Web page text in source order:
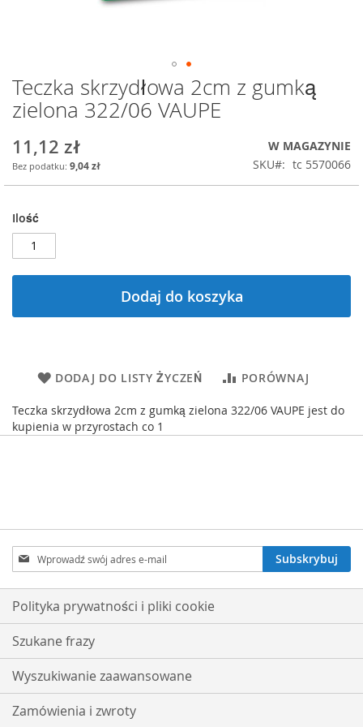
Przejdź
na
początek
Teczka skrzydłowa 2cm z gumką
zielona 322/06 VAUPE
11,12 zł
9,04 zł
W MAGAZYNIE
SKU
tc 5570066
Ilość
Dodaj do koszyka
DODAJ DO LISTY ŻYCZEŃ PORÓWNAJ
Teczka skrzydłowa 2cm z gumką zielona 322/06 VAUPE jest do
kupienia w przyrostach co 1
Subskrybuj
nasz
newsletter:
Subskrybuj
Polityka prywatności i pliki cookie
Szukane frazy
Wyszukiwanie zaawansowane
Zamówienia i zwroty